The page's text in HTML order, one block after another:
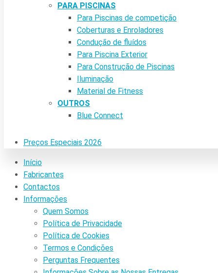
PARA PISCINAS
Para Piscinas de competição
Coberturas e Enroladores
Condução de fluídos
Para Piscina Exterior
Para Construção de Piscinas
Iluminação
Material de Fitness
OUTROS
Blue Connect
Preços Especiais 2026
Início
Fabricantes
Contactos
Informações
Quem Somos
Política de Privacidade
Política de Cookies
Termos e Condições
Perguntas Frequentes